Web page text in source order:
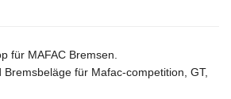
für MAFAC Bremsen.
für Mafac-competition, GT,